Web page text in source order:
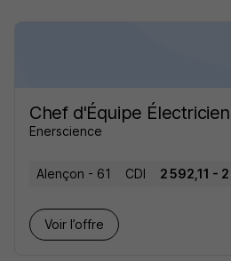
Chef d'Équipe
Enerscience
Alençon - 61 CDI 2 592,11 -
Voir l’offre